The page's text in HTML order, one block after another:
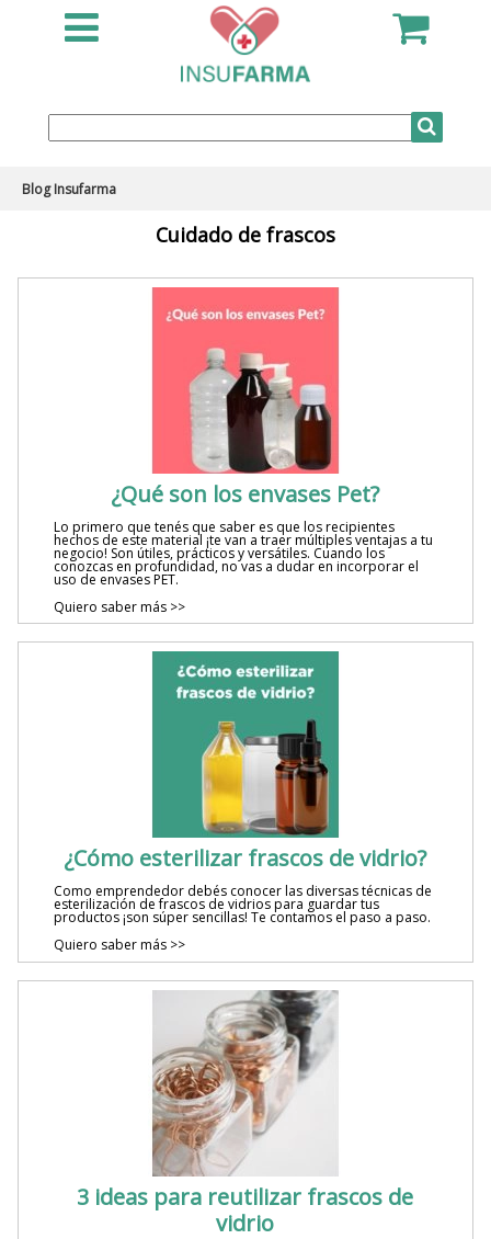
Blog Insufarma
Cuidado de frascos
¿Qué son los envases Pet?
Lo primero que tenés que saber es que los recipientes
hechos de este material ¡te van a traer múltiples ventajas a tu
negocio! Son útiles, prácticos y versátiles. Cuando los
conozcas en profundidad, no vas a dudar en incorporar el
uso de envases PET.
Quiero saber más >>
¿Cómo esterilizar frascos de vidrio?
Como emprendedor debés conocer las diversas técnicas de
esterilización de frascos de vidrios para guardar tus
productos ¡son súper sencillas! Te contamos el paso a paso.
Quiero saber más >>
3 ideas para reutilizar frascos de
vidrio